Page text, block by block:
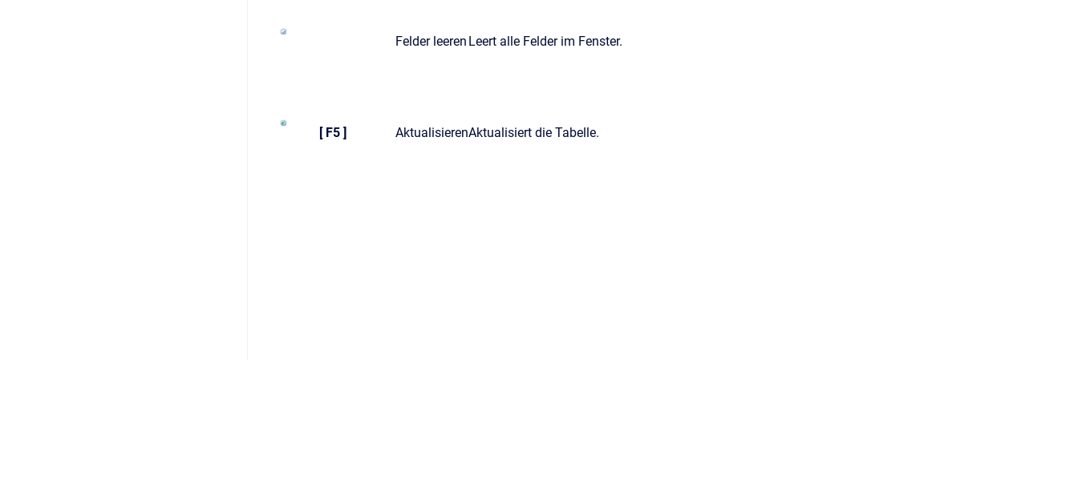
Felder leeren Leert alle Felder im Fenster.
[ F5 ] AktualisierenAktualisiert die Tabelle.